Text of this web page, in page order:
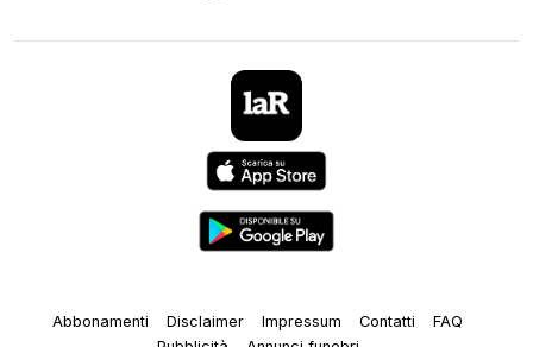
Abbonamenti Disclaimer Impressum Contatti
FAQ